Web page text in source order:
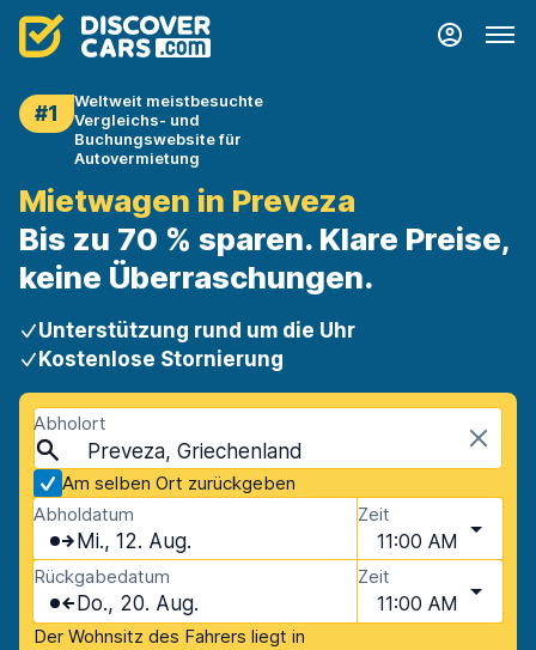
#1
Weltweit meistbesuchte
Vergleichs- und
Buchungswebsite für
Autovermietung
Mietwagen in Preveza
Bis zu 70 % sparen. Klare Preise,
keine Überraschungen.
Unterstützung rund um die Uhr
Kostenlose Stornierung
Abholort
Preveza, Griechenland
Am selben Ort zurückgeben
Abholdatum
Mi., 12. Aug.
Zeit
11:00 AM
Rückgabedatum
Do., 20. Aug.
Zeit
11:00 AM
Der Wohnsitz des Fahrers liegt in